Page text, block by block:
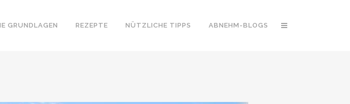
GRUNDLAGEN REZEPTE NÜTZLICHE TIPPS ABNEHM-BLOGS